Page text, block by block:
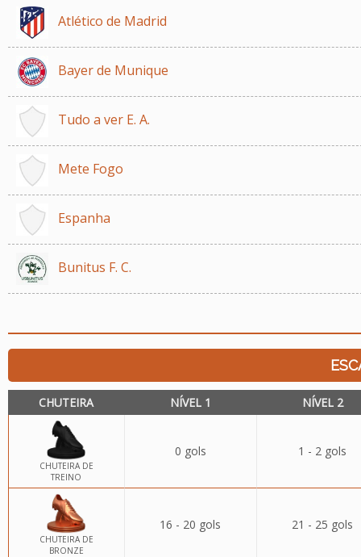
Atlético de Madrid
Bayer de Munique
Tudo a ver E. A.
Mete Fogo
Espanha
Bunitus F. C.
CHUTEIRA NÍVEL 1 NÍVEL 2
CHUTEIRA DE
TREINO
0 gols 1 - 2 gols
CHUTEIRA DE
BRONZE
16 - 20 gols 21 - 25 gols